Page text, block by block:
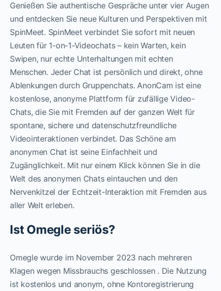
Genießen Sie authentische Gespräche unter vier Augen
und entdecken Sie neue Kulturen und Perspektiven mit
SpinMeet. SpinMeet verbindet Sie sofort mit neuen
Leuten für 1-on-1-Videochats – kein Warten, kein
Swipen, nur echte Unterhaltungen mit echten
Menschen. Jeder Chat ist persönlich und direkt, ohne
Ablenkungen durch Gruppenchats. AnonCam ist eine
kostenlose, anonyme Plattform für zufällige Video-
Chats, die Sie mit Fremden auf der ganzen Welt für
spontane, sichere und datenschutzfreundliche
Videointeraktionen verbindet. Das Schöne am
anonymen Chat ist seine Einfachheit und
Zugänglichkeit. Mit nur einem Klick können Sie in die
Welt des anonymen Chats eintauchen und den
Nervenkitzel der Echtzeit-Interaktion mit Fremden aus
aller Welt erleben.
Ist Omegle seriös?
Omegle wurde im November 2023 nach mehreren
Klagen wegen Missbrauchs geschlossen . Die Nutzung
ist kostenlos und anonym, ohne Kontoregistrierung